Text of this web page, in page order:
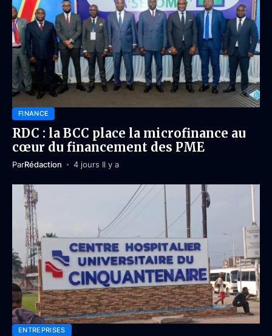
FINANCE
RDC : la BCC place la microfinance au
cœur du financement des PME
ParRédaction 4 jours Il y a
ENTREPRISES